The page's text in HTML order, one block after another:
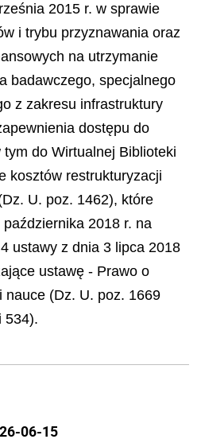
2015 r. w sprawie
i trybu przyznawania oraz
na utrzymanie
badawczego, specjalnego
z zakresu infrastruktury
dostępu do
do Wirtualnej Biblioteki
kosztów restrukturyzacji
U. poz. 1462), które
października 2018 r. na
ustawy z dnia 3 lipca 2018
ustawę - Prawo o
nauce (Dz. U. poz. 1669
534).
06-15